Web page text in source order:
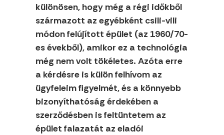
különösen, hogy még a régi időkből
származott az egyébként csili-vili
módon felújított épület (az 1960/70-
es évekből), amikor ez a technológia
még nem volt tökéletes. Azóta erre
a kérdésre is külön felhívom az
ügyfeleim figyelmét, és a könnyebb
bizonyíthatóság érdekében a
szerződésben is feltüntetem az
épület falazatát az eladói